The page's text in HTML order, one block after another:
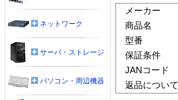
メーカー
商品名
型番
保証条件
JANコード
返品について
ネットワーク
サーバ・ストレージ
パソコン・周辺機器